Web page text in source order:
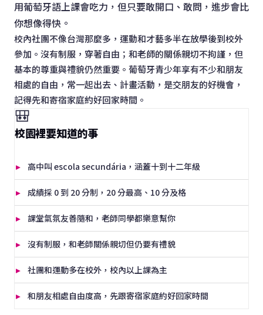
用葡萄牙語上課會吃力，但只要敢開口、敢問，進步會比
你想像得快。
校內社團不像台灣那麼多，運動和才藝多半在放學後到校外
參加。沒有制服，穿著自由；和老師的關係親切不拘謹，但
基本的尊重與禮貌仍然重要。葡萄牙青少年享有不少和朋友
相處的自由，常一起出去、計畫活動，是交朋友的好機會，
記得先和寄宿家庭約好回家時間。
🎒
校園裡要知道的事
高中叫 escola secundária，涵蓋十到十二年級
成績採 0 到 20 分制，20 分最高、10 分及格
課堂氣氛友善隨和，老師同學都樂意幫你
沒有制服，和老師關係親切但仍要有禮貌
社團和運動多在校外，校內以上課為主
和朋友相處自由度高，先跟寄宿家庭約好回家時間